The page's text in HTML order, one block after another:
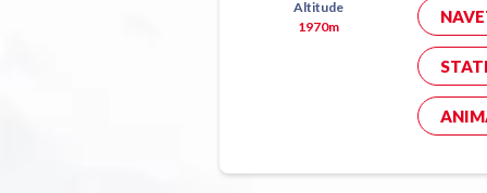
Altitude
1970m